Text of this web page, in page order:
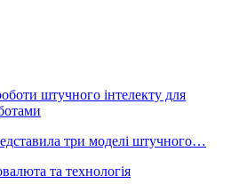
три моделі штучного…